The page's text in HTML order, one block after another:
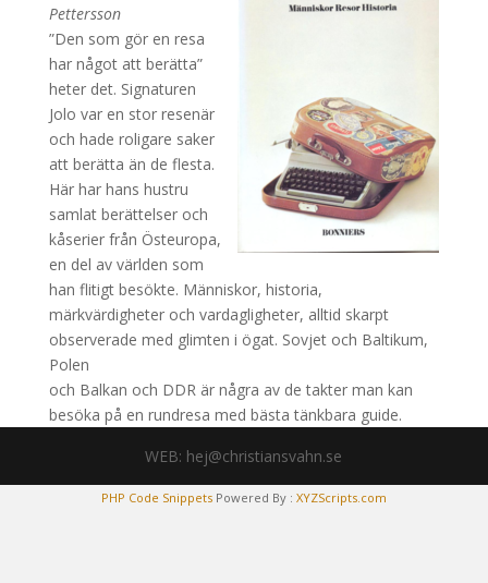
Pettersson
”Den som gör en resa
har något att berätta”
heter det. Signaturen
Jolo var en stor resenär
och hade roligare saker
att berätta än de flesta.
Här har hans hustru
samlat berättelser och
kåserier från Östeuropa,
en del av världen som
han flitigt besökte. Människor, historia,
märkvärdigheter och vardagligheter, alltid skarpt
observerade med glimten i ögat. Sovjet och Baltikum,
Polen
och Balkan och DDR är några av de takter man kan
besöka på en rundresa med bästa tänkbara guide.
WEB: hej@christiansvahn.se
PHP Code Snippets Powered By : XYZScripts.com